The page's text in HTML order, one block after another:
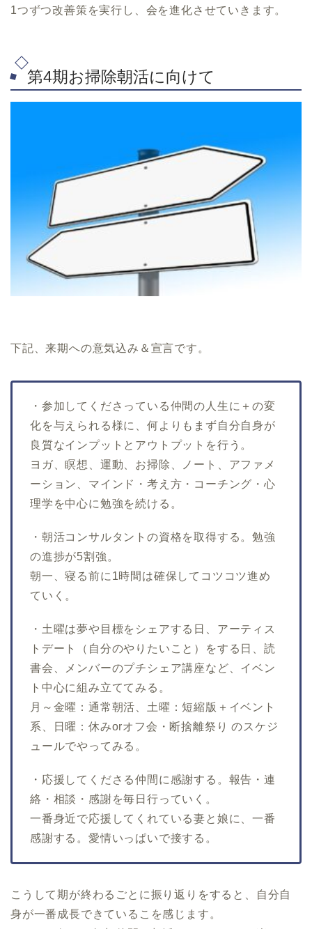
1つずつ改善策を実行し、会を進化させていきます。
第4期お掃除朝活に向けて
下記、来期への意気込み＆宣言です。
・参加してくださっている仲間の人生に＋の変
化を与えられる様に、何よりもまず自分自身が
良質なインプットとアウトプットを行う。
ヨガ、瞑想、運動、お掃除、ノート、アファメ
ーション、マインド・考え方・コーチング・心
理学を中心に勉強を続ける。
・朝活コンサルタントの資格を取得する。勉強
の進捗が5割強。
朝一、寝る前に1時間は確保してコツコツ進め
ていく。
・土曜は夢や目標をシェアする日、アーティス
トデート（自分のやりたいこと）をする日、読
書会、メンバーのプチシェア講座など、イベン
ト中心に組み立ててみる。
月～金曜：通常朝活、土曜：短縮版＋イベント
系、日曜：休みorオフ会・断捨離祭り のスケジ
ュールでやってみる。
・応援してくださる仲間に感謝する。報告・連
絡・相談・感謝を毎日行っていく。
一番身近で応援してくれている妻と娘に、一番
感謝する。愛情いっぱいで接する。
こうして期が終わるごとに振り返りをすると、自分自
身が一番成長できているこを感じます。